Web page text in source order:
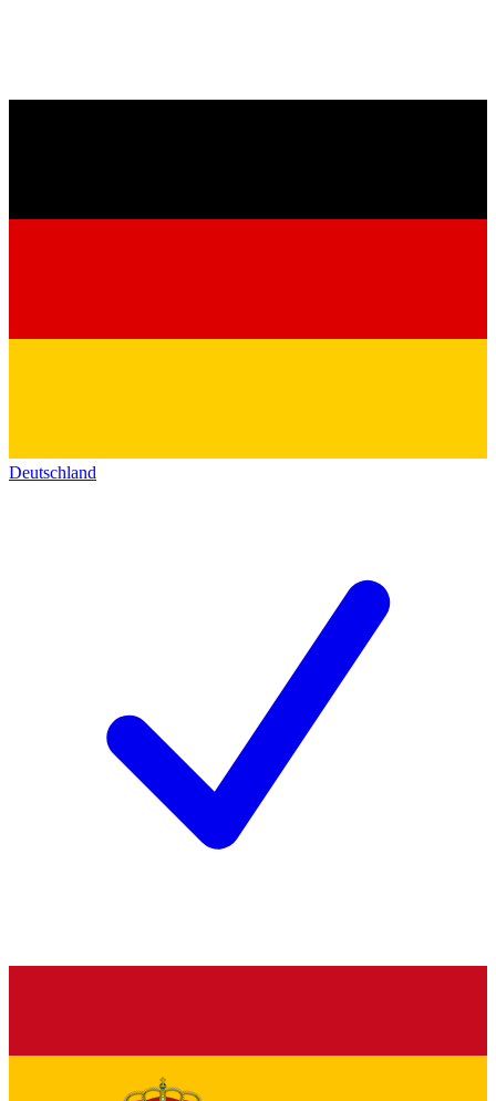
Deutschland